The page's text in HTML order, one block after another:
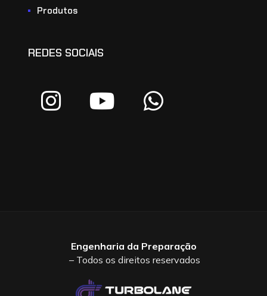
Produtos
REDES SOCIAIS
Engenharia da Preparação
– Todos os direitos reservados